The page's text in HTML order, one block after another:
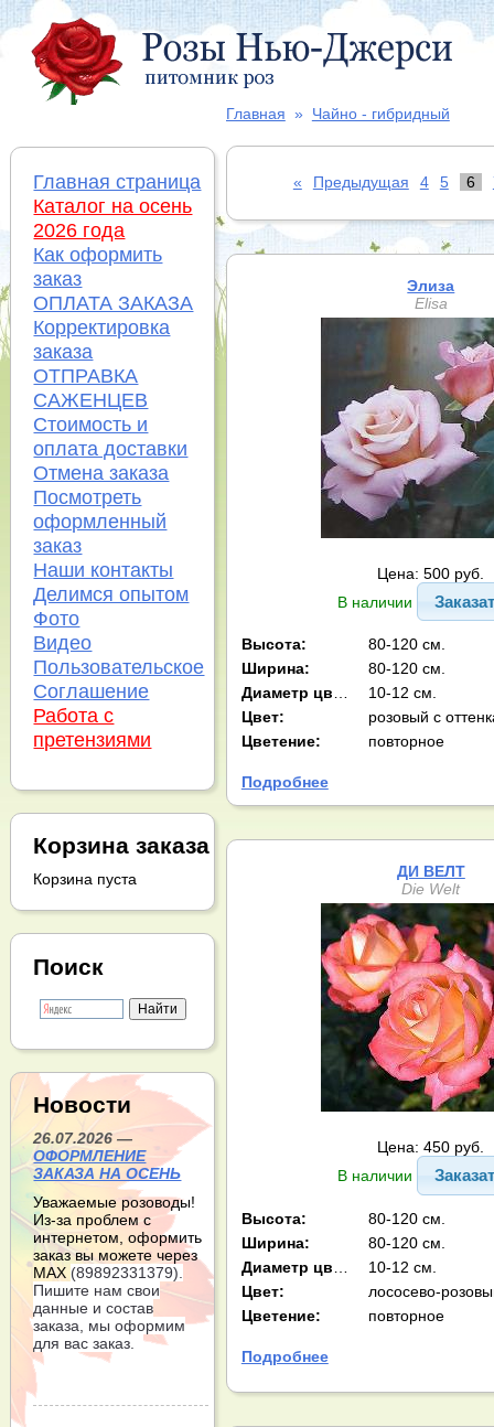
Главная » Чайно - гибридный
« Предыдущая 4 5 6
Элиза
Elisa
Цена: 500 руб.
В наличии
Высота:
80-120 см.
Ширина:
80-120 см.
Диаметр цв-ка:
10-12 см.
Цвет:
розовый с
Цветение:
повторное
Подробнее
ДИ ВЕЛТ
Die Welt
Цена: 450 руб.
В наличии
Высота:
80-120 см.
Ширина:
80-120 см.
10-12 см.
Цвет:
лососево-
Цветение:
повторное
Подробнее
Главная страница
Каталог на осень
2026 года
Как оформить
заказ
ОПЛАТА ЗАКАЗА
Корректировка
заказа
ОТПРАВКА
САЖЕНЦЕВ
Стоимость и
оплата доставки
Отмена заказа
Посмотреть
оформленный
заказ
Наши контакты
Делимся опытом
Фото
Видео
Пользовательское
Соглашение
Работа с
претензиями
Корзина заказа
Корзина пуста
Поиск
Новости
26.07.2026 —
ОФОРМЛЕНИЕ
ЗАКАЗА НА ОСЕНЬ
Уважаемые розоводы!
Из-за проблем с
интернетом, оформить
заказ вы можете через
МАХ (89892331379).
Пишите нам свои
данные и состав
заказа, мы оформим
для вас заказ.